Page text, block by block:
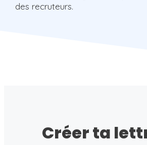
des recruteurs.
Créer ta